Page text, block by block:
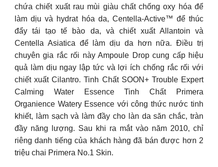
chứa chiết xuất rau mùi giàu chất chống oxy hóa để
làm dịu và hydrat hóa da, Centella-Active™ để thúc
đẩy tái tạo tế bào da, và chiết xuất Allantoin và
Centella Asiatica để làm dịu da hơn nữa. Điều trị
chuyên gia rắc rối này Ampoule Drop cung cấp hiệu
quả làm dịu ngay lập tức và lợi ích chống rắc rối với
chiết xuất Cilantro. Tinh Chất SOON+ Trouble Expert
Calming Water Essence Tinh Chất Primera
Organience Watery Essence với công thức nước tinh
khiết, làm sạch và làm đầy cho làn da săn chắc, tràn
đầy năng lượng. Sau khi ra mắt vào năm 2010, chỉ
riêng danh tiếng của khách hàng đã bán được hơn 2
triệu chai Primera No.1 Skin.